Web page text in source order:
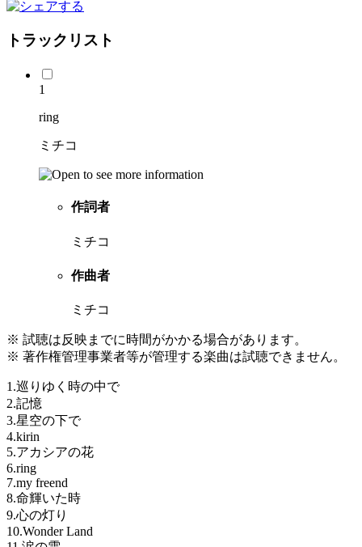
トラックリスト
1
ring
ミチコ
作詞者
ミチコ
作曲者
ミチコ
※ 試聴は反映までに時間がかかる場合があります。
※ 著作権管理事業者等が管理する楽曲は試聴できません。
1.巡りゆく時の中で
2.記憶
3.星空の下で
4.kirin
5.アカシアの花
6.ring
7.my freend
8.命輝いた時
9.心の灯り
10.Wonder Land